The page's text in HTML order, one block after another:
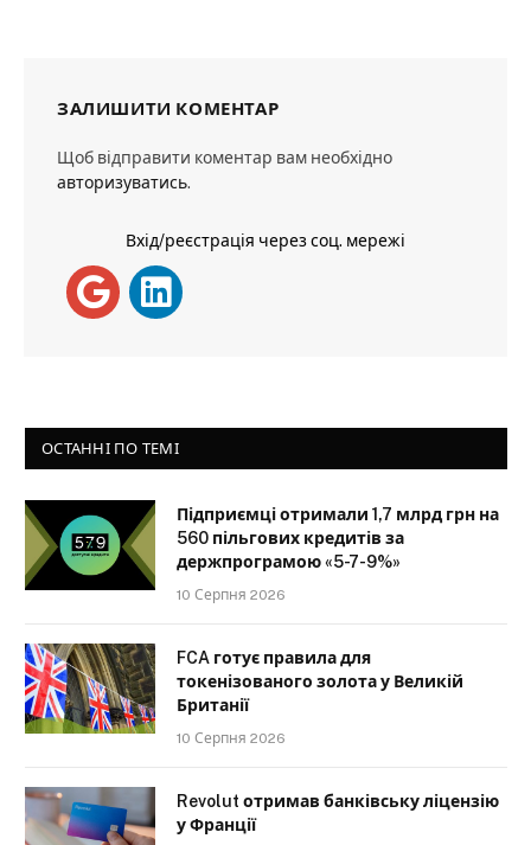
ЗАЛИШИТИ КОМЕНТАР
Щоб відправити коментар вам необхідно
авторизуватись.
Вхід/реєстрація через соц. мережі
ОСТАННІ ПО ТЕМІ
Підприємці отримали 1,7 млрд грн на
560 пільгових кредитів за
держпрограмою «5-7-9%»
10 Серпня 2026
FCA готує правила для
токенізованого золота у Великій
Британії
10 Серпня 2026
Revolut отримав банківську ліцензію
у Франції